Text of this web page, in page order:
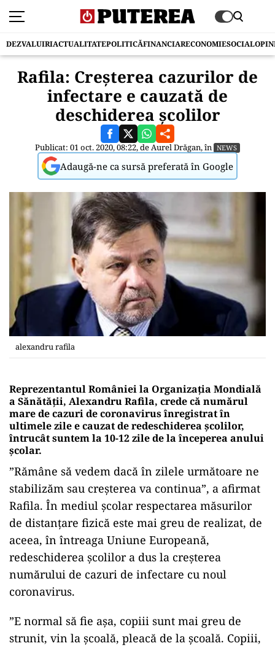
DEZVALUIRIACTUALITATEPOLITICĂFINANCIARECONOMIESOCIAL
Rafila: Creșterea cazurilor de
infectare e cauzată de
deschiderea școlilor
Publicat: 01 oct. 2020, 08:22, deAurel Drăgan, în NEWS
Adaugă-ne ca sursă preferată în Google
alexandru rafila
Reprezentantul României la Organizaţia Mondială
a Sănătăţii, Alexandru Rafila, crede că numărul
mare de cazuri de coronavirus înregistrat în
ultimele zile e cauzat de redeschiderea şcolilor,
întrucât suntem la 10-12 zile de la începerea anului
şcolar.
”Rămâne să vedem dacă în zilele următoare ne
stabilizăm sau creşterea va continua”, a afirmat
Rafila. În mediul şcolar respectarea măsurilor
de distanţare fizică este mai greu de realizat, de
aceea, în întreaga Uniune Europeană,
redeschiderea şcolilor a dus la creşterea
numărului de cazuri de infectare cu noul
coronavirus.
”E normal să fie aşa, copiii sunt mai greu de
strunit, vin la şcoală, pleacă de la şcoală. Copiii,